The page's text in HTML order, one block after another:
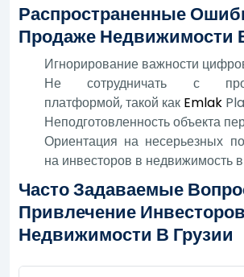
Распространенные
Продаже Недвижимости
Игнорирование важности
Не сотрудничать с
платформой, такой как Emlak
Неподготовленность объекта
Ориентация на несерьезных
на инвесторов в недвижимость в
Часто Задаваемые
Привлечение
Недвижимости В Грузии